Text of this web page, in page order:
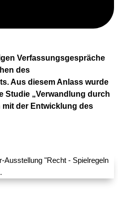
Verfassungsgespräche
des
Aus diesem Anlass wurde
Studie „Verwandlung durch
der Entwicklung des